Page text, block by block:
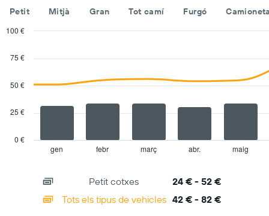
companyies
de
lloguer
vehicles
El
té
eix
mostra
lloguer
Petit Mitjà Gran Tot camí Furgó
with
data
series.
The
categories.
gen febr març abr. maig
0 €
25 €
50 €
75 €
100 €
Petit cotxes
24 € - 52 €
Tots els tipus de vehicles 42 € - 82 €